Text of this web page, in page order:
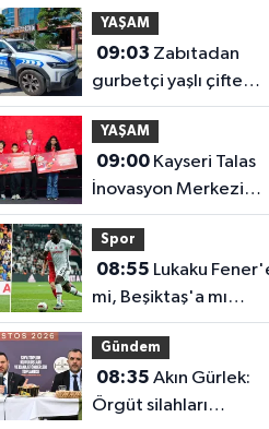
YAŞAM
09:03
gurbetçi yaşlı çifte
yardım eli
YAŞAM
09:00
İnovasyon Merkezi
finale kaldı
Spor
08:55
mi, Beşiktaş'a mı
geliyor?
Gündem
08:35 Akın Gürlek:
Örgüt silahları